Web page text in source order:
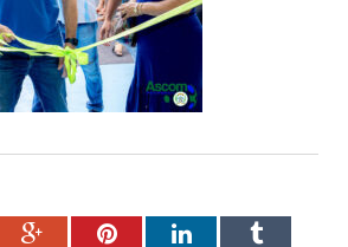
Google+PinterestLinkedInTumblr